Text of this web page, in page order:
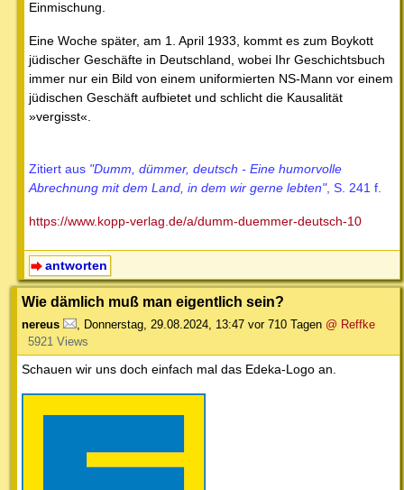
Einmischung.
Eine Woche später, am 1. April 1933, kommt es zum Boykott
jüdischer Geschäfte in Deutschland, wobei Ihr Geschichtsbuch
immer nur ein Bild von einem uniformierten NS-Mann vor einem
jüdischen Geschäft aufbietet und schlicht die Kausalität
»vergisst«.
Zitiert aus "Dumm, dümmer, deutsch - Eine humorvolle
Abrechnung mit dem Land, in dem wir gerne lebten", S. 241 f.
https://www.kopp-verlag.de/a/dumm-duemmer-deutsch-10
antworten
Wie dämlich muß man eigentlich sein?
nereus Donnerstag, 29.08.2024, 13:47 vor 710 Tagen @ Reffke
5921 Views
Schauen wir uns doch einfach mal das Edeka-Logo an.